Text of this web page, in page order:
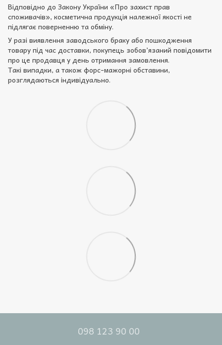
Відповідно до Закону України «Про захист прав
споживачів», косметична продукція належної якості не
підлягає поверненню та обміну.
У разі виявлення заводського браку або пошкодження
товару під час доставки, покупець зобов’язаний повідомити
про це продавця у день отримання замовлення.
Такі випадки, а також форс-мажорні обставини,
розглядаються індивідуально.
098 123 90 00